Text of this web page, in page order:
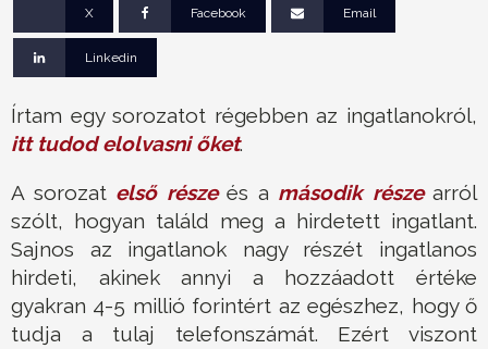
X Facebook Email
Linkedin
Írtam egy sorozatot régebben az ingatlanokról,
itt tudod elolvasni őket.
A sorozat első részeés a második részearról
szólt, hogyan találd meg a hirdetett ingatlant.
Sajnos az ingatlanok nagy részét ingatlanos
hirdeti, akinek annyi a hozzáadott értéke
gyakran 4-5 millió forintért az egészhez, hogy ő
tudja a tulaj telefonszámát. Ezért viszont